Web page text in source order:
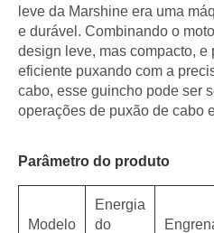
leve da Marshine era uma
e durável. Combinando o
design leve, mas compacto, e
eficiente puxando com a
cabo, esse guincho pode ser
operações de puxão de cabo
Parâmetro do produto
Modelo
Energia
do